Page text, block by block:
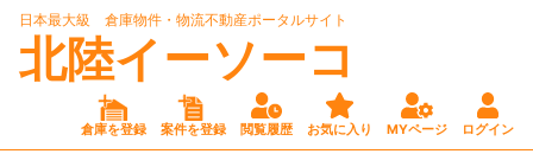
日本最大級 倉庫物件・物流不動産ポータルサイト
北陸イーソーコ
倉庫を登録 案件を登録 閲覧履歴 お気に入り MYページ ログイン